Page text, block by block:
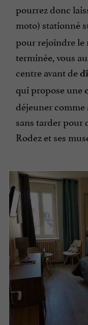
pourrez donc
moto) stationné
pour rejoindre le
terminée, vous
centre avant de
qui propose une
déjeuner comme
sans tarder pour
Rodez et ses